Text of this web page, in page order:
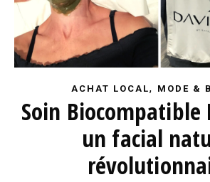
ACHAT LOCAL, MODE &
Soin Biocompatible
un facial